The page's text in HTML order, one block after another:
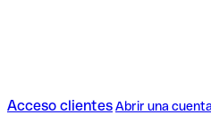
Acceso clientesAbrir una cuenta